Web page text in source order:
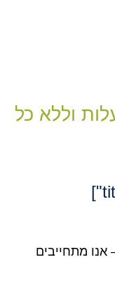
וללא כל
אנו מתחייבים